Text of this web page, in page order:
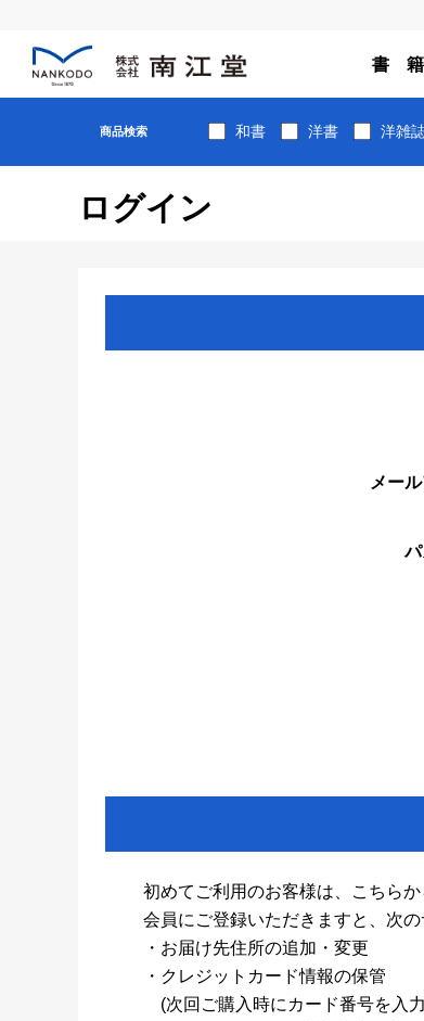
書 籍
商品検索 和書 洋書 洋雑
ログイン
メー
初めてご利用のお客様は、こちらか
会員にご登録いただきますと、次
・お届け先住所の追加・変更
・クレジットカード情報の保管
(次回ご購入時にカード番号を入